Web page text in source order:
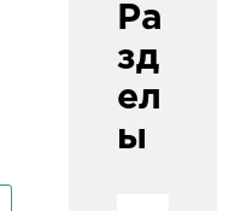
Ра
зд
ел
ы